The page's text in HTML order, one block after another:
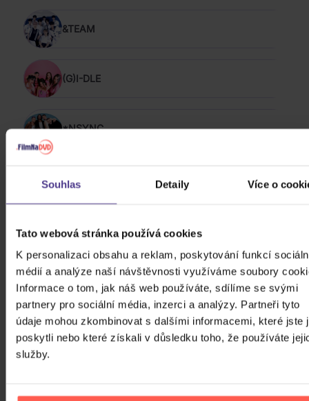
Souhlas Detaily Více o
Tato webová stránka používá cookies
K personalizaci obsahu a reklam, poskytování funkcí
médií a analýze naší návštěvnosti využíváme soubory
Informace o tom, jak náš web používáte, sdílíme se svými
partnery pro sociální média, inzerci a analýzy. Partneři tyto
údaje mohou zkombinovat s dalšími informacemi, které jste
poskytli nebo které získali v důsledku toho, že používáte
služby.
&TEAM
(G)I-DLE
*NSYNC
10,000 Maniacs
Chuckii Booker
100 Gecs
ZOBRAZIT VŠECHNY
VÍCE OD LETY MIMO
Mrkněte na ně.